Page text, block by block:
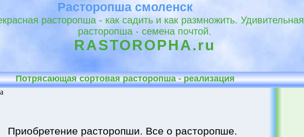
Расторопша смоленск
расторопша - как садить и как размножить. Удивительная
расторопша - семена почтой.
RASTOROPHA.ru
Потрясающая сортовая расторопша - реализация
Приобретение расторопши. Все о расторопше.